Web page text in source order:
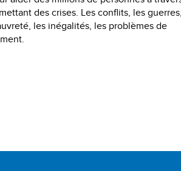
des crises. Les conflits, les
les inégalités, les problèmes de